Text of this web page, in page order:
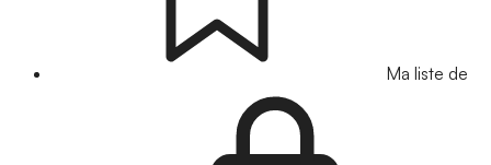
Ma liste de